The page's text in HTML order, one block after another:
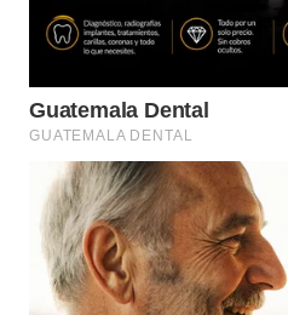
Principal cidade do litoral
tem mais de 430 mil
uma população flutuante de
prefeitura de Santos. Com
veraneio, a possibilidade
distância incentiva a
direcionar a expansão para